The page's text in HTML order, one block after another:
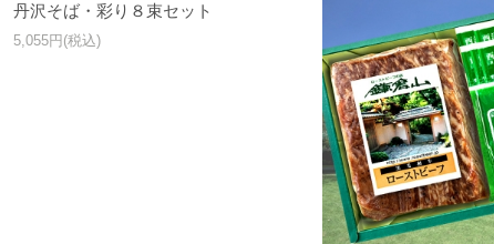
丹沢そば・彩り８束セット
5,055円(税込)